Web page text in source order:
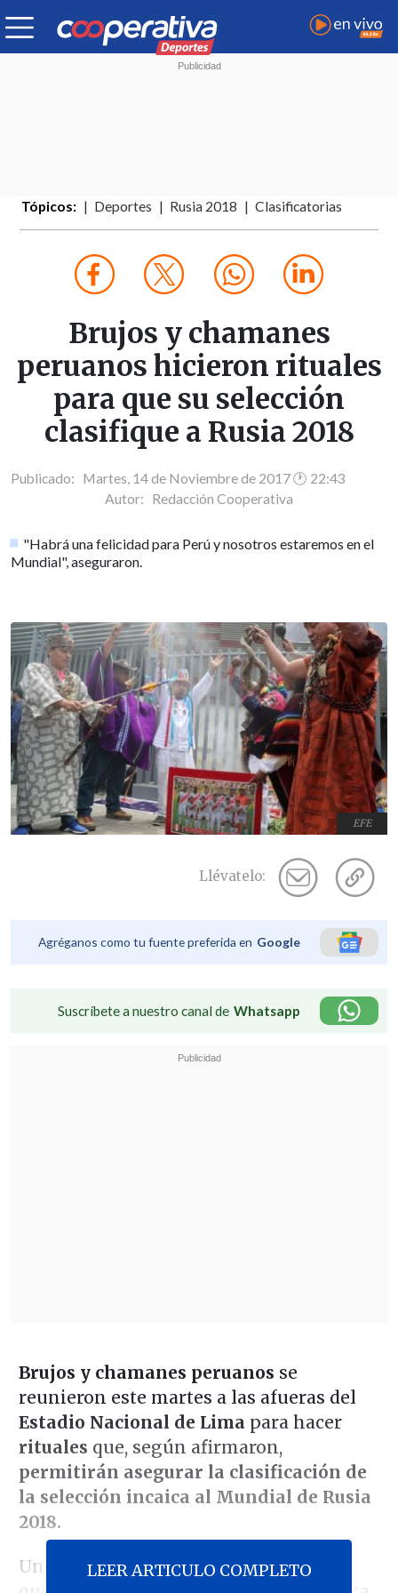
Tópicos: Deportes Rusia 2018 Clasificatorias
Brujos y chamanes
peruanos hicieron rituales
para que su selección
clasifique a Rusia 2018
Publicado: Martes, 14 de Noviembre de 2017 🕐 22:43
Autor: Redacción Cooperativa
"Habrá una felicidad para Perú y nosotros estaremos en el
Mundial", aseguraron.
EFE
Llévatelo:
Agréganos como tu fuente preferida en Google
Suscríbete a nuestro canal de Whatsapp
Brujos y chamanes peruanos se
reunieron este martes a las afueras del
Estadio Nacional de Lima para hacer
rituales que, según afirmaron,
permitirán asegurar la clasificación de
la selección incaica al Mundial de Rusia
2018.
Un día antes del partido de la repesca
LEER ARTICULO COMPLETO